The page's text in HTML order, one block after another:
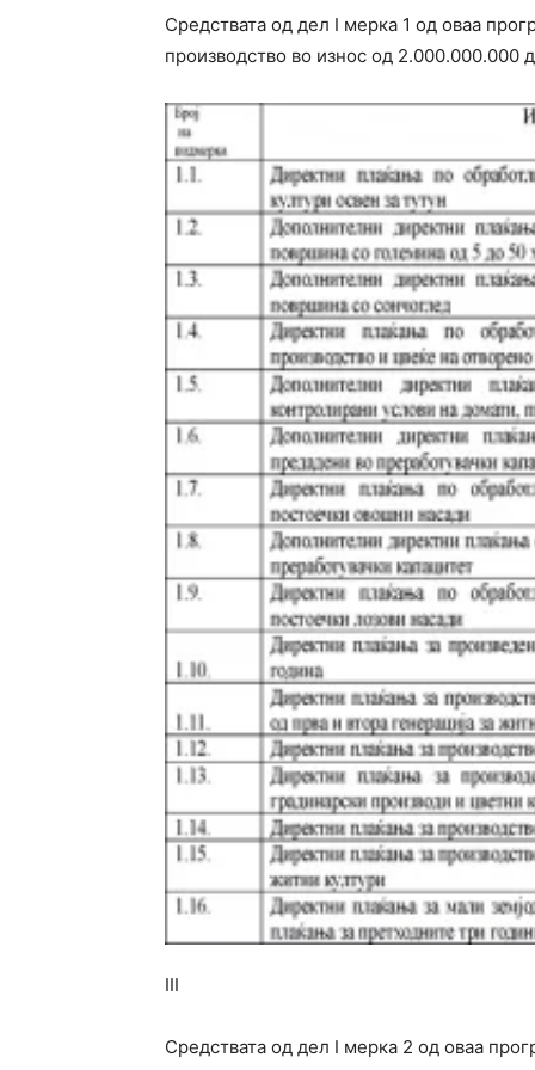
Средствата од дел I мерка 1 од оваа
производство во износ од 2.000.000.000
III
Средствата од дел I мерка 2 од оваа